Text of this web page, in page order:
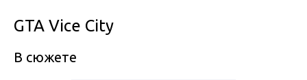
GTA Vice City
В сюжете